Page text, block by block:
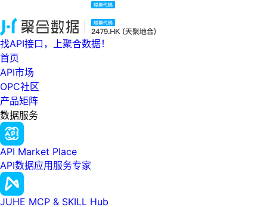
找API接口，上聚合数据！
首页
API市场
OPC社区
产品矩阵
数据服务
API Market Place
API数据应用服务专家
JUHE MCP & SKILL Hub